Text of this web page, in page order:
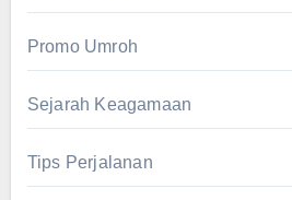
Promo Umroh
Sejarah Keagamaan
Tips Perjalanan